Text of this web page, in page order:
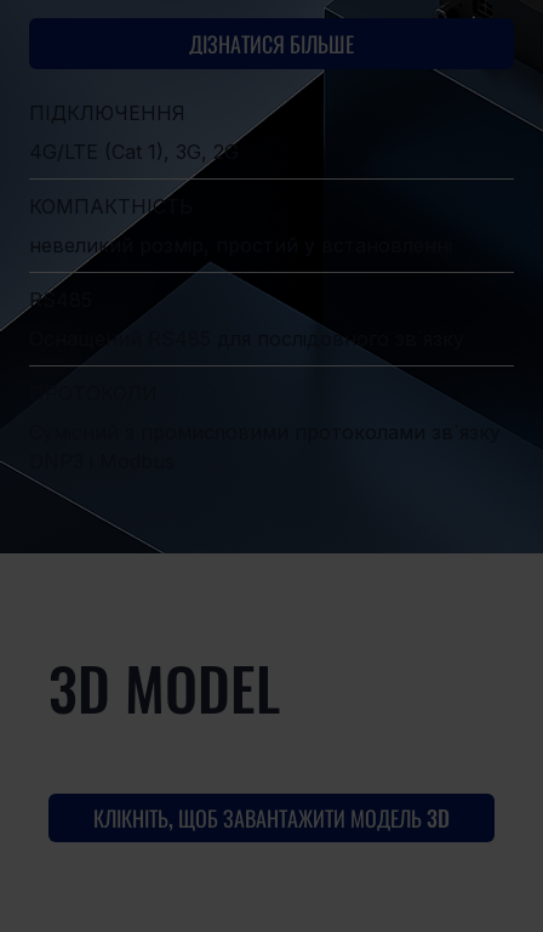
ДІЗНАТИСЯ БІЛЬШЕ
ПІДКЛЮЧЕННЯ
4G/LTE (Cat 1), 3G, 2G
КОМПАКТНІСТЬ
невеликий розмір, простий у встановленні
RS485
Оснащений RS485 для послідовного зв`язку
3D MODEL
КЛІКНІТЬ, ЩОБ ЗАВАНТАЖИТИ МОДЕЛЬ 3D